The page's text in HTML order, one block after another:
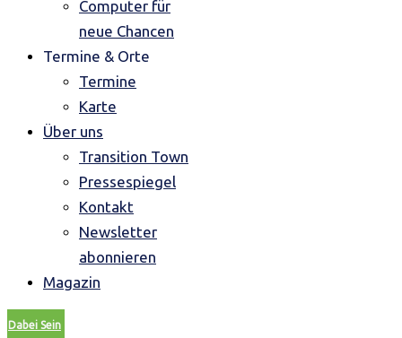
Computer für
neue Chancen
Termine & Orte
Termine
Karte
Über uns
Transition Town
Pressespiegel
Kontakt
Newsletter
abonnieren
Magazin
Dabei Sein